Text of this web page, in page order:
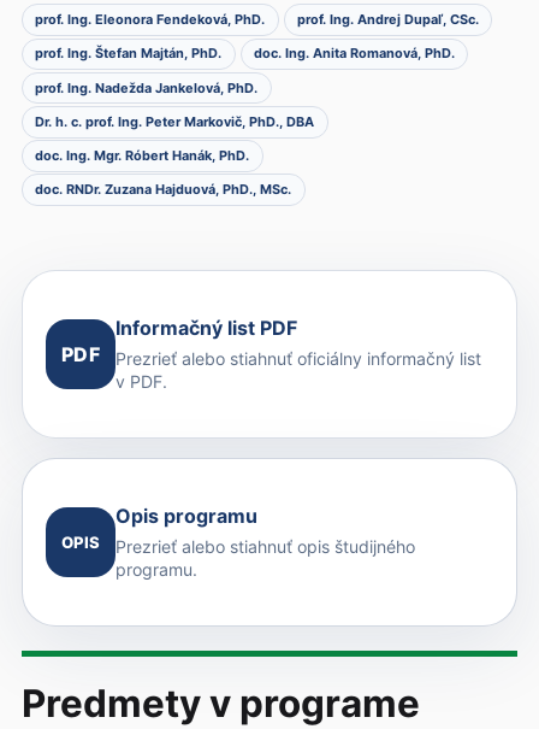
prof. Ing. Eleonora Fendeková, PhD. prof. Ing. Andrej Dupaľ, CSc.
prof. Ing. Štefan Majtán, PhD. doc. Ing. Anita Romanová, PhD.
prof. Ing. Nadežda Jankelová, PhD.
Dr. h. c. prof. Ing. Peter Markovič, PhD., DBA
doc. Ing. Mgr. Róbert Hanák, PhD.
doc. RNDr. Zuzana Hajduová, PhD., MSc.
PDF
Informačný list PDF
Prezrieť alebo stiahnuť oficiálny informačný list
v PDF.
OPIS
Opis programu
Prezrieť alebo stiahnuť opis študijného
programu.
Predmety v programe